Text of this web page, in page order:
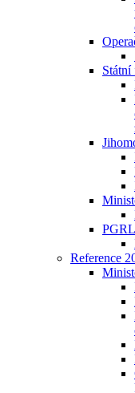
Reference